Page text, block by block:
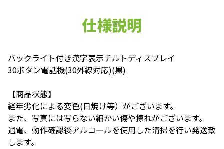
仕様説明
バックライト付き漢字表示チルトディスプレイ
30ボタン電話機(30外線対応)(黒)
【商品状態】
経年劣化による変色(日焼け等）がございます。
また、写真には写らない細かい傷や擦れがございます。
通電、動作確認後アルコールを使用した清掃を行い発送致
します。